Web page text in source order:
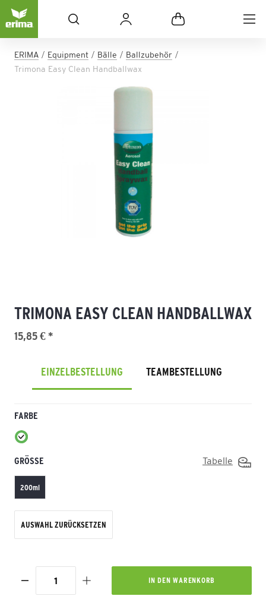
ERIMA Equipment Bälle
Ballzubehör
Trimona Easy Clean Handballwax
TRIMONA EASY CLEAN HANDBALLWAX
15,85 € *
EINZELBESTELLUNG TEAMBESTELLUNG
FARBE
GRÖSSE Tabelle
200ml
AUSWAHL ZURÜCKSETZEN
IN DEN WARENKORB